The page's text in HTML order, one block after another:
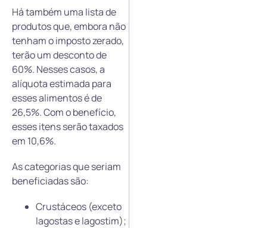
Há também uma lista de
produtos que, embora não
tenham o imposto zerado,
terão um desconto de
60%. Nesses casos, a
alíquota estimada para
esses alimentos é de
26,5%. Com o benefício,
esses itens serão taxados
em 10,6%.
As categorias que seriam
beneficiadas são:
Crustáceos (exceto
lagostas e lagostim);